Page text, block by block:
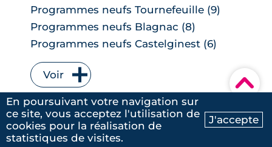
Ma recherche Contactez-nous
▾
Programmes neufs Tournefeuille (9)
Programmes neufs Blagnac (8)
Programmes neufs Castelginest (6)
Programmes neufs L'Union (6)
Programmes neufs Quint-Fonsegrives
(6)
Programmes neufs Bruguières (5)
Programmes neufs Saint-Orens-de-
Gameville (5)
Voir
Programmes immobiliers en
centre-ville
En poursuivant votre navigation sur
ce site, vous acceptez l'utilisation de
cookies pour la réalisation de
statistiques de visites.
J'accepte